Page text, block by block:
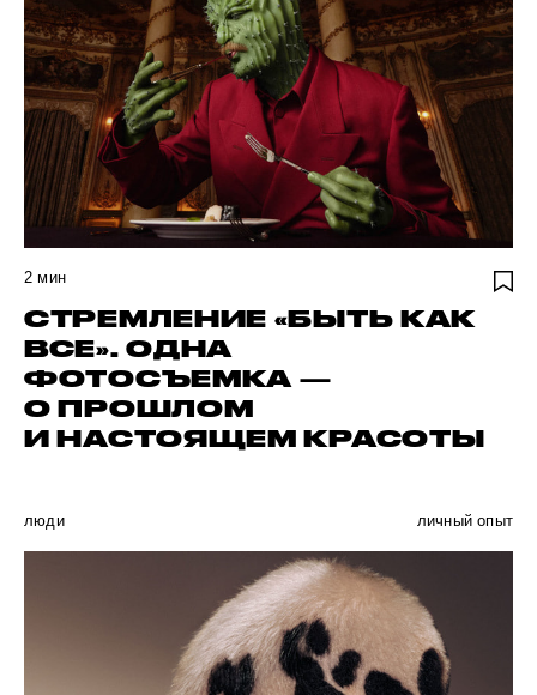
2 мин
СТРЕМЛЕНИЕ «БЫТЬ КАК
ВСЕ». ОДНА
ФОТОСЪЕМКА —
О ПРОШЛОМ
И НАСТОЯЩЕМ КРАСОТЫ
люди личный опыт